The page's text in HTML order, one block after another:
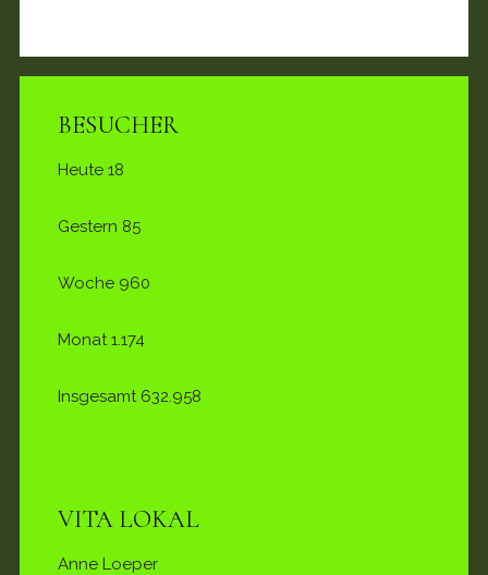
BESUCHER
Heute 18
Gestern 85
Woche 960
Monat1.174
Insgesamt 632.958
VITA LOKAL
Anne Loeper